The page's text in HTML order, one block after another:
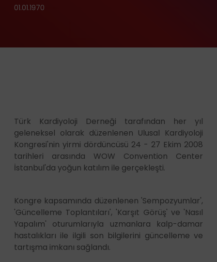
01.01.1970
Türk Kardiyoloji Derneği tarafından her yıl
geleneksel olarak düzenlenen Ulusal Kardiyoloji
Kongresi'nin yirmi dördüncüsü 24 - 27 Ekim 2008
tarihleri arasında WOW Convention Center
İstanbul'da yoğun katılım ile gerçekleşti.
Kongre kapsamında düzenlenen 'Sempozyumlar',
'Güncelleme Toplantıları', 'Karşıt Görüş' ve 'Nasıl
Yapalım' oturumlarıyla uzmanlara kalp-damar
hastalıkları ile ilgili son bilgilerini güncelleme ve
tartışma imkanı sağlandı.